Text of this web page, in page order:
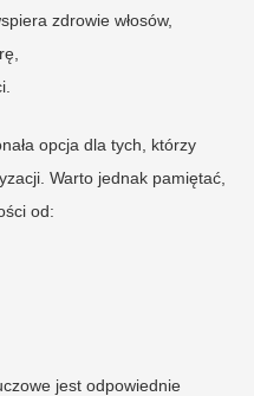
zdrowie włosów,
opcja dla tych, którzy
Warto jednak pamiętać,
od:
jest odpowiednie